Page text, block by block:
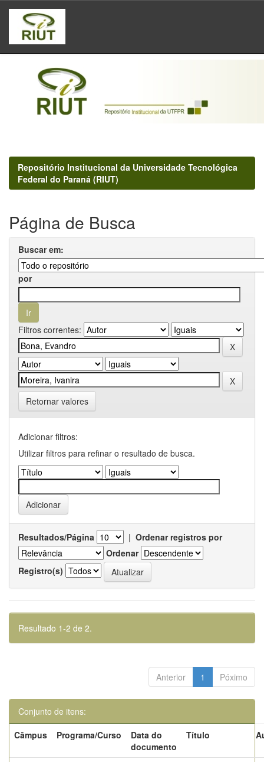
Skip
navigation
Repositório Institucional da Universidade Tecnológica
Federal do Paraná (RIUT)
Página de Busca
Buscar em:
por
Filtros correntes:
Retornar valores
Adicionar filtros:
Utilizar filtros para refinar o resultado de busca.
Resultados/Página | Ordenar registros por
Ordenar
Registro(s)
Resultado 1-2 de 2.
Anterior 1 Póximo
Conjunto de itens:
Câmpus
Programa/Curso
Data do
documento
Título